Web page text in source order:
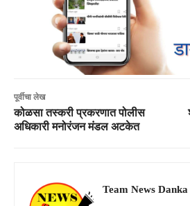
पूर्वीचा लेख
कोळसा तस्करी प्रकरणात पोलीस
अधिकारी मनोरंजन मंडल अटकेत
Team News Danka